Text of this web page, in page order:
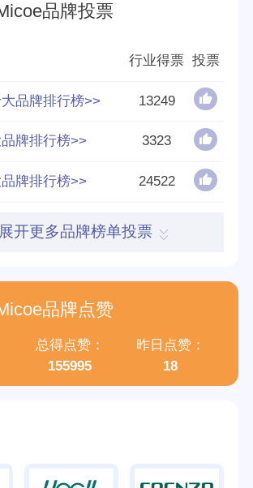
品牌投票
行业得票 投票
品牌排行榜>> 13249
牌排行榜>> 3323
牌排行榜>> 24522
开更多品牌榜单投票
品牌点赞
总得点赞：
155995
昨日点赞：
18